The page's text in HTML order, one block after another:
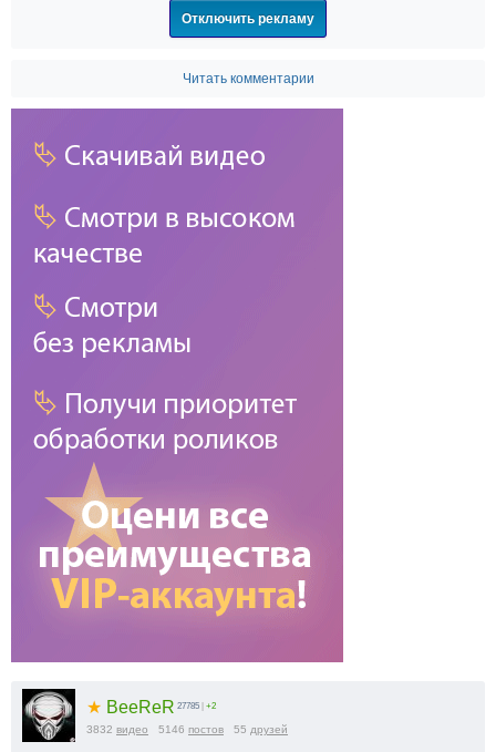
Отключить рекламу
Читать комментарии
★ BeeReR 27785 | +2
3832 видео 5146 постов 55 друзей